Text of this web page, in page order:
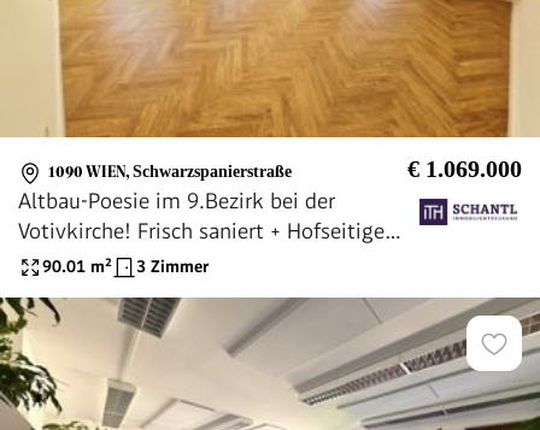
1090 WIEN, Schwarzspanierstraße € 1.069.000
Altbau-Poesie im 9.Bezirk bei der
Votivkirche! Frisch saniert + Hofseitige
Ruhelage + Flügeltüren + Traumhaftes
pur!
90.01 m² 3 Zimmer